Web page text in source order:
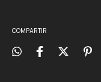
COMPARTIR